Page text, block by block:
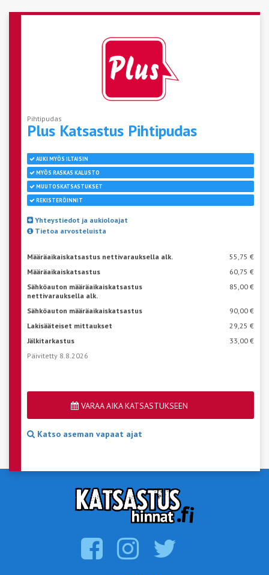
Pihtipudas
Plus Katsastus Pihtipudas
AUKI MYÖS ILTAISIN
MYÖS RASKAS KALUSTO
MUUTOSKATSASTUKSET
REKISTERÖINNIT
Yhteystiedot ja aukioloajat
Tietoa arvosteluista
Määräaikaiskatsastus nettivarauksella alk.
55,75 €
Määräaikaiskatsastus
60,75 €
Sähköauton määräaikaiskatsastus
nettivarauksella alk.
85,00 €
Sähköauton määräaikaiskatsastus
90,00 €
Lakisääteiset mittaukset
29,25 €
Jälkitarkastus
33,00 €
Päivitetty 8.8.2026
VARAA AIKA KATSASTUKSEEN
Katso aseman vapaat ajat